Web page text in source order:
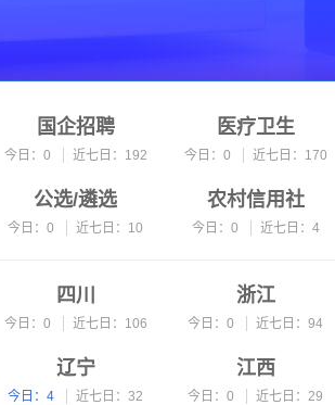
国企招聘
今日：0 近七日：192
医疗卫生
今日：0 近七日：170
公选/遴选
今日：0 近七日：10
农村信用社
今日：0 近七日：4
今日：0 近七日：0 今日：0 近七日：0
今日：0 近七日：0 今日：0 近七日：0
四川
今日：0 近七日：106
浙江
今日：0 近七日：94
辽宁
今日：4 近七日：32
江西
今日：0 近七日：29